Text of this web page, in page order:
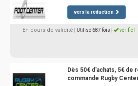
vers la réduction
En cours de validité | Utilisé 687 fois vérifié !
Dès 50€ d'achats, 5€ de
commande Rugby